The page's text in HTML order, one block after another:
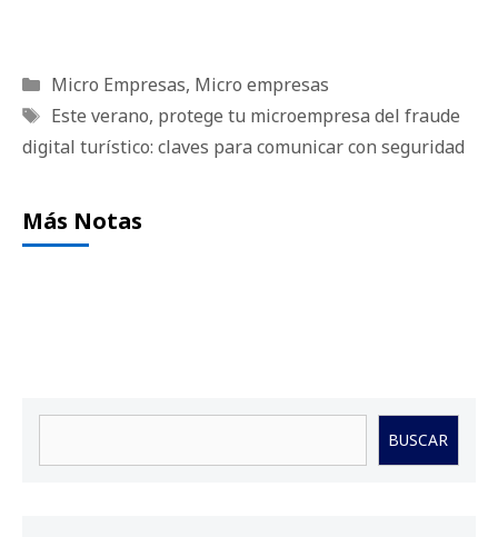
Categorías
Micro Empresas, Micro empresas
Etiquetas
Este verano, protege tu microempresa del fraude
digital turístico: claves para comunicar con seguridad
Más Notas
BUSCAR